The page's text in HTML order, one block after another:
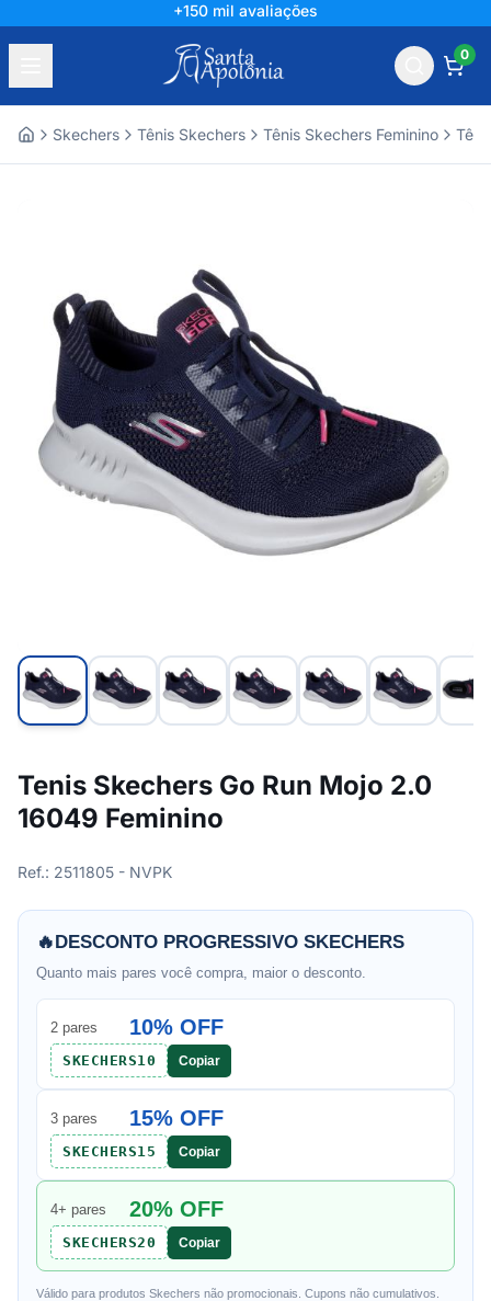
+150 mil avaliações
0
Skechers Tênis Skechers Tênis Skechers Feminino
Tenis Skechers Go Run Mojo 2.0
16049 Feminino
Ref.: 2511805 - NVPK
🔥DESCONTO PROGRESSIVO SKECHERS
Quanto mais pares você compra, maior o desconto.
2 pares 10% OFF
SKECHERS10 Copiar
3 pares 15% OFF
SKECHERS15 Copiar
4+ pares 20% OFF
SKECHERS20 Copiar
Válido para produtos Skechers não promocionais. Cupons não cumulativos.